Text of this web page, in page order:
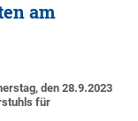
am
den 28.9.2023
für